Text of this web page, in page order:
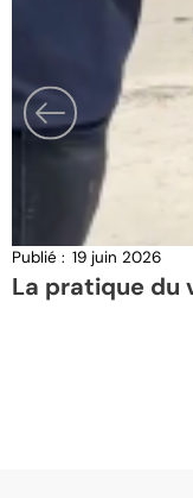
Publié : 19 juin 2026
La pratique du